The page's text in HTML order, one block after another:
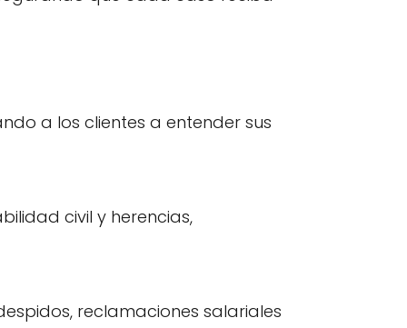
a los clientes a entender sus
civil y herencias,
reclamaciones salariales